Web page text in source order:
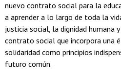
nuevo contrato social para la
a aprender a lo largo de toda la
justicia social, la dignidad humana
contrato social que incorpora una
solidaridad como principios
futuro común.